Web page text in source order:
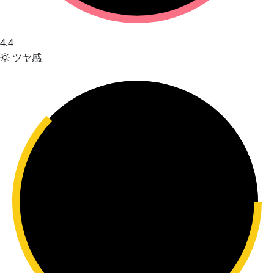
4.4
ツヤ感